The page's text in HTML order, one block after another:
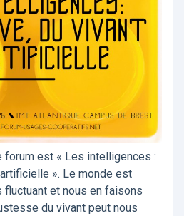
forum est « Les intelligences :
». Le monde est
fluctuant et nous en faisons
du vivant peut nous